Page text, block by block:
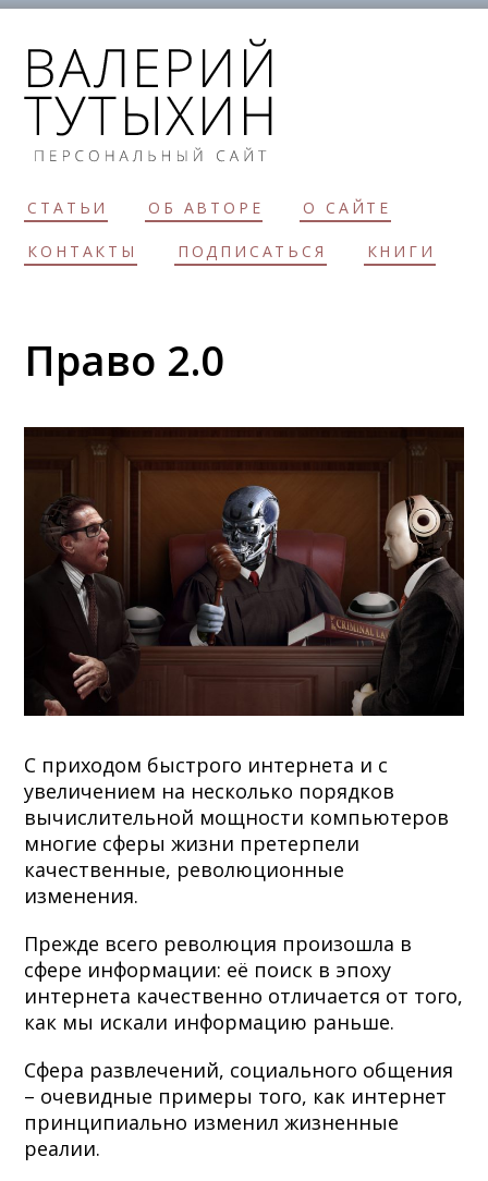
СТАТЬИ ОБ АВТОРЕ О САЙТЕ
КОНТАКТЫ ПОДПИСАТЬСЯ КНИГИ
Право 2.0
С приходом быстрого интернета и с
увеличением на несколько порядков
вычислительной мощности компьютеров
многие сферы жизни претерпели
качественные, революционные
изменения.
Прежде всего революция произошла в
сфере информации: её поиск в эпоху
интернета качественно отличается от того,
как мы искали информацию раньше.
Сфера развлечений, социального общения
– очевидные примеры того, как интернет
принципиально изменил жизненные
реалии.